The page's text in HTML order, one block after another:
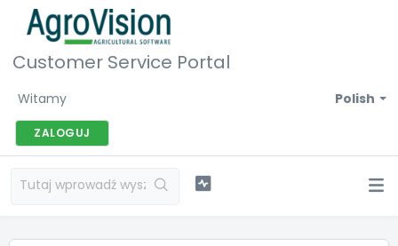
Customer Service Portal
Polish
Witamy
ZALOGUJ